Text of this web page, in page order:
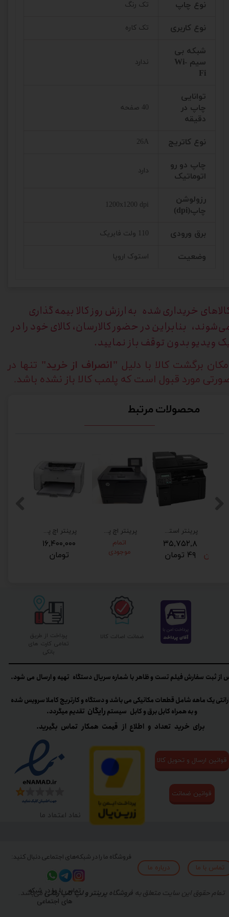
نوع چاپ تک رنگ
نوع کاربری تک کاره
شبکه بی
سیم Wi-
Fi
ندارد
توانایی
چاپ در
دقیقه
40 صفحه
نوع کاتریج 26A
چاپ دو رو
اتوماتیک
دارد
رزولوشن
چاپ(dpi)
1200x1200 dpi
برق ورودی 110 ولت فابریک
وضعیت استوک اروپا
خریداریشده به ارزش روز کالا بیمه گذاری
بنابراین در حضور کالارسان، کالای خود را در
ویدیو بدون توقف باز نمایید.
برگشت کالا با دلیل "انصراف از خرید" تنها در
مورد قبول است که پلمب کالا باز نشده باشد.
محصولات مرتبط
پرینتر اچ پی مدل HP 1102 برق 220 ولت فابریک با ضمانت
۱۶,۴۰۰,۰۰۰
تومان
پرینتر اچ پی مدل HP M401dw
اتمام
موجودی
پرینتر استوک چندکاره لیزری اچ پی مدل HP M1217fnw
۳۵,۷۵۲,۸
۴۹ تومان
تمام حقوق این سایت متعلق به فروشگاهپرینتر و لپ تاپ زمانی می‌باشد.
پرداخت از طریق
تمامی کارت های
بانکی
ضمانت اصالت کالا
فروشگاه ما را در شبکه‌های اجتماعی دنبال کنید:
نماد اعتماد ما
تماس با ما درباره ما
برای خرید تعداد و اطلاع از قیمت همکار تماس بگیرید.
از ثبت سفارش فیلم تست و ظاهر با شماره سریال دستگاه تهیه و ارسال می شود.
تماس با ما در شبکه
های اجتماعی
یک ماهه شامل قطعات مکانیکی می باشد و دستگاه و کارتریج کاملا سرویس شده
و به همراه کابل برق و کابل سیستم رایگان تقدیم میگردد.​​​​​​​
قوانین ارسال و تحویل کالا
قوانین ضمانت